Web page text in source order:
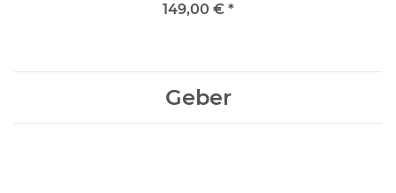
149,00 € *
Geber